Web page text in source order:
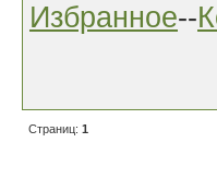
Избранное--
Страниц: 1